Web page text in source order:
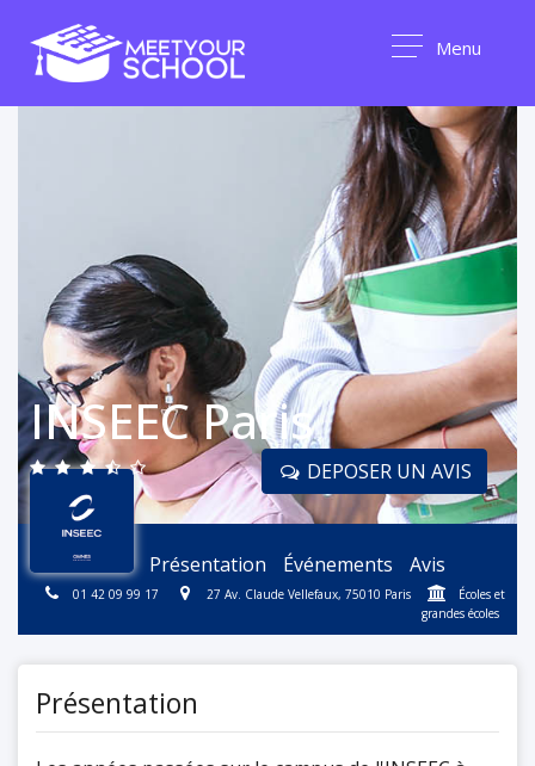
Menu
DEPOSER UN AVIS
INSEEC Paris
Présentation Événements Avis
01 42 09 99 17 27 Av. Claude Vellefaux, 75010 Paris
Écoles et
grandes écoles
Présentation